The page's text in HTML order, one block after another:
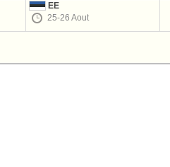
EE
25-26 Aout